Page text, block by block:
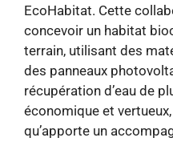
EcoHabitat. Cette
concevoir un habitat
terrain, utilisant des
des panneaux
récupération d’eau de
économique et
qu’apporte un